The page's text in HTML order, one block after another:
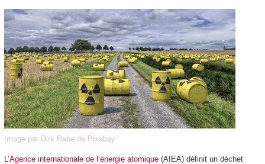
Image par Dirk Rabe de Pixabay
L’Agence internationale de l’énergie atomique(AIEA) définit un déchet